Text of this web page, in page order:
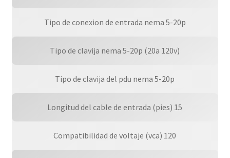
Tipo de conexion de entrada nema 5-20p
Tipo de clavija nema 5-20p (20a 120v)
Tipo de clavija del pdu nema 5-20p
Longitud del cable de entrada (pies) 15
Compatibilidad de voltaje (vca) 120